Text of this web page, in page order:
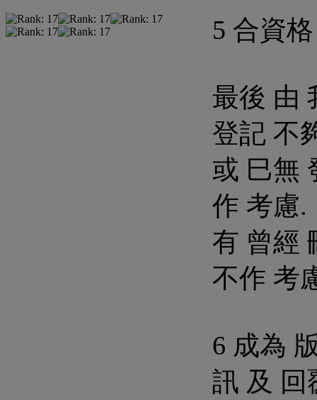
5 合資
最後 由
登記 不
或 巳無
作 考慮.
有 曾經
不作 考
6 成為
訊 及 回